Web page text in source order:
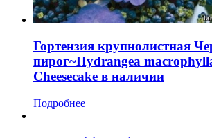
Гортензия крупнолистная
пирог~Hydrangea
Cheesecake в наличии
Подробнее